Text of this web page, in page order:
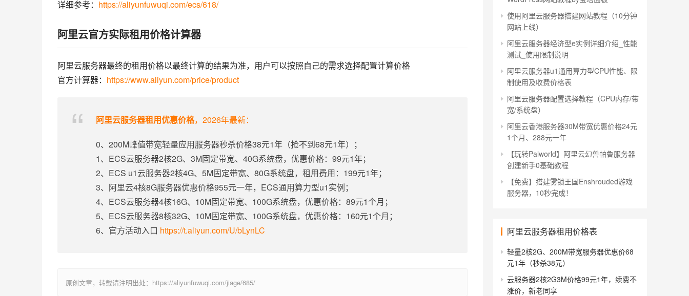
详细参考： https://aliyunfuwuqi.com/ecs/618/
阿里云官方实际租用价格计算器
阿里云服务器最终的租用价格以最终计算的结果为准，用户可以按照自己的需求选择配置计算价格
官方计算器： https://www.aliyun.com/price/product
阿里云服务器租用优惠价格，2026年最新：
0、200M峰值带宽轻量应用服务器秒杀价格38元1年（抢不到68元1年）；
1、ECS云服务器2核2G、3M固定带宽、40G系统盘，优惠价格：99元1年；
2、ECS u1云服务器2核4G、5M固定带宽、80G系统盘，租用费用：199元1年；
3、阿里云4核8G服务器优惠价格955元一年，ECS通用算力型u1实例；
4、ECS云服务器4核16G、10M固定带宽、100G系统盘，优惠价格：89元1个月；
5、ECS云服务器8核32G、10M固定带宽、100G系统盘，优惠价格：160元1个月；
6、官方活动入口 https://t.aliyun.com/U/bLynLC
原创文章，转载请注明出处：https://aliyunfuwuqi.com/jiage/685/
使用阿里云服务器搭建网站教程（10分钟
网站上线）
阿里云服务器经济型e实例详细介绍_性能
测试_使用限制说明
阿里云服务器u1通用算力型CPU性能、限
制使用及收费价格表
阿里云服务器配置选择教程（CPU内存/带
宽/系统盘）
阿里云香港服务器30M带宽优惠价格24元
1个月、288元一年
【玩转Palworld】阿里云幻兽帕鲁服务器
创建新手0基础教程
【免费】搭建雾锁王国Enshrouded游戏
服务器，10秒完成！
阿里云服务器租用价格表
轻量2核2G、200M带宽服务器优惠价68
元1年（秒杀38元）
云服务器2核2G3M价格99元1年，续费不
涨价，新老同享